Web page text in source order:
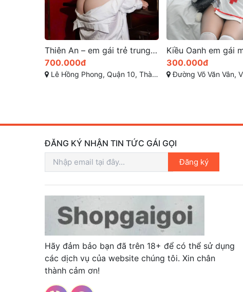
Kiều Oanh em gái miền Tây giọng nói ngọt ngào trong trẻo
300.000đ
Đường Võ Văn Vân, Vĩnh Lộc B, Bình Chánh, Thành phố Hồ Chí Minh
300.000đ
Tân Sơn Nhì, Tân Phú, Thành
ĐĂNG KÝ NHẬN TIN TỨC GÁI GỌI
Đăng ký
Hãy đảm bảo bạn đã trên 18+ để có thể sử dụng
các dịch vụ của website chúng tôi. Xin chân
thành cảm ơn!